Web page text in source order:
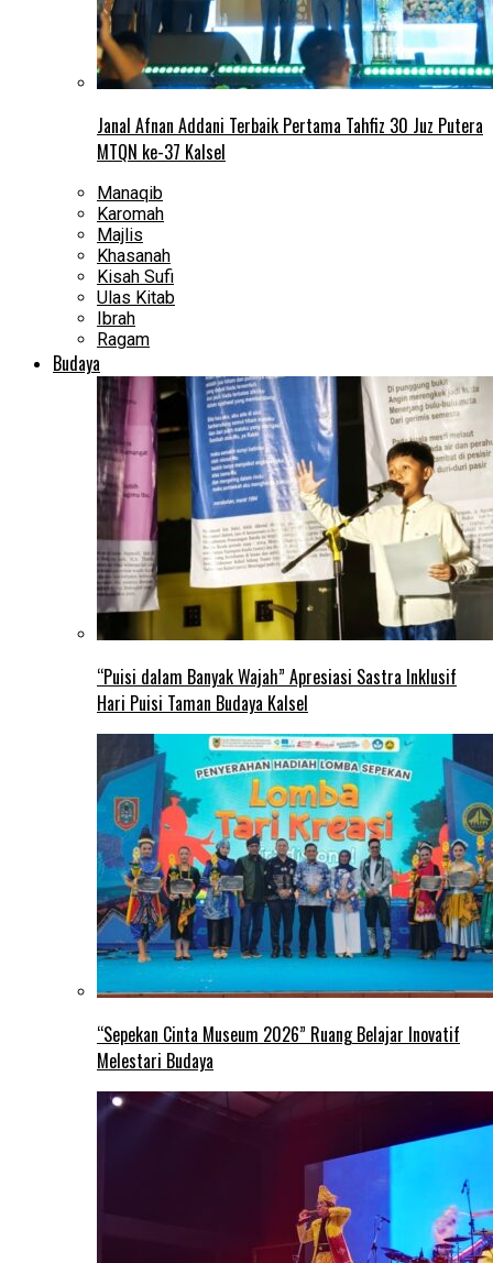
Janal Afnan Addani Terbaik Pertama Tahfiz 30 Juz Putera
MTQN ke-37 Kalsel
Manaqib
Karomah
Majlis
Khasanah
Kisah Sufi
Ulas Kitab
Ibrah
Ragam
Budaya
“Puisi dalam Banyak Wajah” Apresiasi Sastra Inklusif
Hari Puisi Taman Budaya Kalsel
“Sepekan Cinta Museum 2026” Ruang Belajar Inovatif
Melestari Budaya